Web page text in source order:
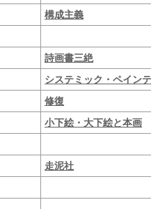
構成主義
詩画書三絶
システミック・ペインテ
修復
小下絵・大下絵と本画
走泥社